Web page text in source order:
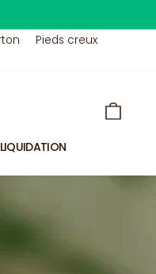
Pieds creux
LIQUIDATION